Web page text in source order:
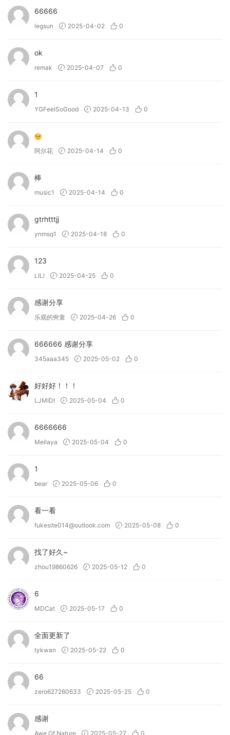
• 设置 – 提供多种自定义选项，提升美观度和细节。
• 主从工作流程
• 强大的宏控制
• 自动分类
• 并行处理
→ Lifeline Console 能做什么？
• 前置放大器通过可定制的频率响应，使信号温暖并增强​​其色彩
• EQ 提供个性化的频谱整形，并可选择模拟电路。
• 压缩器可快速完成动态任务，并包含创新的自动化妆控制。
• 磨损增添了老式播放的魅力和瑕疵，引入了磁带、黑胶唱片和
卡带的噪音、伪影和不可预测的特性。
• 提供 Slap、Picked、Fingerstyle、静音贝斯吉他循环和一次
性演奏。
• 使用乐句播放器轻松排序复杂的贝斯线。
• 使用三种不同的效果和四种独特的宏来广泛处理声音，以实现
• 使用由专业音响设计师精心制作的 250 个预设，为您的曲目
注入即时律动。
发行说明
• macOS 10.15 或更高版本
• Apple Silicon 或 Intel Core 处理器
Streamline your workflow and add something truly
remarkable to your productions with the complete set of
incredible effects plugins and instruments from Excite
Evolve Alloyis the first release in a brand new series.
Evolve Alloy is a unique sample-based synthesizer
designed to capture the sonic essence of metal.
The Bloom Series combine loops, phrases and one-shots
into immediate and playable instruments.
Object
merges organic one-shots and loops from
rich acoustic character of instruments and percussion from
around the world.Bloom Vocal Edit
into a versatile and dynamic instrument,
Aether
provides emotive and atmospheric vocals,
and melodies.
66666
legsun 2025-04-02 0
ok
remak 2025-04-07 0
1
YGFeelSoGood 2025-04-13 0
阿尔花 2025-04-14 0
棒
music1 2025-04-14 0
gtrhtttjj
ynmsq1 2025-04-18 0
123
LILI 2025-04-25 0
感谢分享
乐观的奭童 2025-04-26 0
666666 感谢分享
345aaa345 2025-05-02 0
好好好！！！
LJMIDI 2025-05-04 0
6666666
Meilaya 2025-05-04 0
1
bear 2025-05-06 0
看一看
fukesite014@outlook.com 2025-05-08 0
找了好久~
zhou19860626 2025-05-12 0
6
MDCat 2025-05-17 0
全面更新了
tykwan 2025-05-22 0
66
zero627260633 2025-05-25 0
感谢
Awe Of Nature 2025-05-27 0